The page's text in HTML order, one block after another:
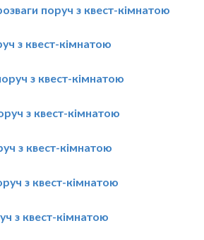
поруч з квест-кімнатою
з квест-кімнатою
з квест-кімнатою
з квест-кімнатою
з квест-кімнатою
з квест-кімнатою
з квест-кімнатою